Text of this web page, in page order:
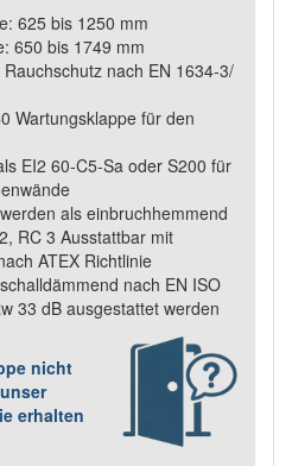
625 bis 1250 mm
650 bis 1749 mm
nach EN 1634-3/
Wartungsklappe für den
EI2 60-C5-Sa oder S200 für
als einbruchhemmend
RC 3 Ausstattbar mit
ATEX Richtlinie
nach EN ISO
33 dB ausgestattet werden
nicht
erhalten